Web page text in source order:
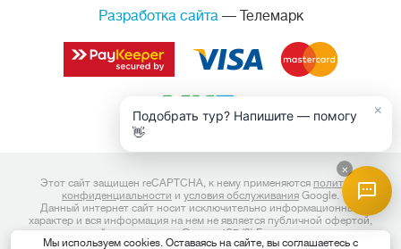
Разработка сайта— Телемарк
Мы используем cookies. Оставаясь на сайте, вы соглашаетесь с
Этот сайт защищен reCAPTCHA, к нему применяются политика
конфиденциальности и условия обслуживания Google.
Данный интернет сайт носит исключительно информационный
характер и вся информация на нем не является публичной офертой,
определяемой положениями Статьи 437 (2) Гражданского кодекса
Российской Федерации. Для получения подробной информации о
×
Подобрать тур? Напишите — помогу
👋
×